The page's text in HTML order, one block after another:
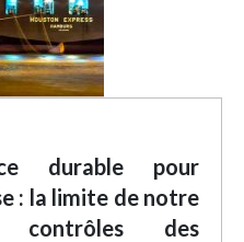
durable pour
: la limite de notre
contrôles des